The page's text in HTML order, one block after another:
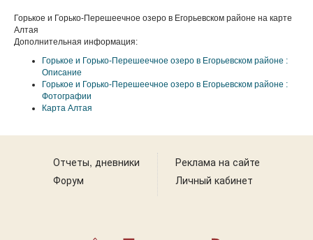
Горькое и Горько-Перешеечное озеро в Егорьевском районе на карте
Алтая
Дополнительная информация:
Горькое и Горько-Перешеечное озеро в Егорьевском районе :
Описание
Горькое и Горько-Перешеечное озеро в Егорьевском районе :
Фотографии
Карта Алтая
Отчеты, дневники
Форум
Реклама на сайте
Личный кабинет